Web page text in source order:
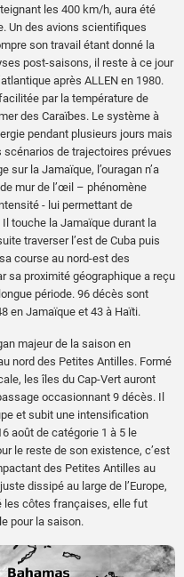
les 400 km/h, aura été
Un des avions scientifiques
son travail étant donné la
post-saisons, il reste à ce jour
après ALLEN en 1980.
par la température de
des Caraïbes. Le système à
pendant plusieurs jours mais
de trajectoires prévues
la Jamaïque, l’ouragan n’a
mur de l’œil – phénomène
- lui permettant de
touche la Jamaïque durant la
traverser l’est de Cuba puis
course au nord-est des
sa proximité géographique a reçu
période. 96 décès sont
en Jamaïque et 43 à Haïti.
majeur de la saison en
nord des Petites Antilles. Formé
les îles du Cap-Vert auront
occasionnant 9 décès. Il
et subit une intensification
août de catégorie 1 à 5 le
le reste de son existence, c’est
des Petites Antilles au
dissipé au large de l’Europe,
les côtes françaises, elle fut
pour la saison.